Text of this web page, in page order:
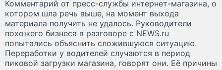
Комментарий от пресс-службы интернет-магазина, о
котором шла речь выше, на момент выхода
материала получить не удалось. Руководители
похожего бизнеса в разговоре с NEWS.ru
попытались объяснить сложившуюся ситуацию.
Переработки у водителей случаются в период
пиковой загрузки магазина, говорят они. Её причины